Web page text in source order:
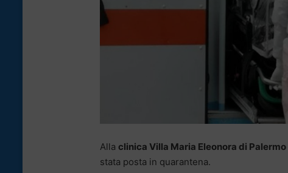
Alla clinica Villa Maria Eleonora di
stata posta in quarantena.